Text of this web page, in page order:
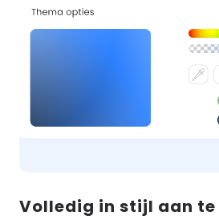
Volledig in stijl aan te